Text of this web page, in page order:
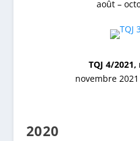
août –
TQJ 4/
novembre
2020